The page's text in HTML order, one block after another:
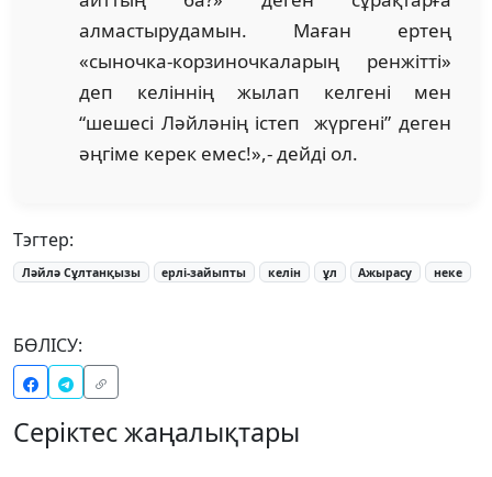
алмастырудамын. Маған ертең
«сыночка-корзиночкаларың ренжітті»
деп келіннің жылап келгені мен
“шешесі Ләйләнің істеп жүргені” деген
әңгіме керек емес!»,- дейді ол.
Тэгтер:
Ләйлә Сұлтанқызы ерлі-зайыпты келін ұл Ажырасу неке
БӨЛІСУ:
Серіктес жаңалықтары